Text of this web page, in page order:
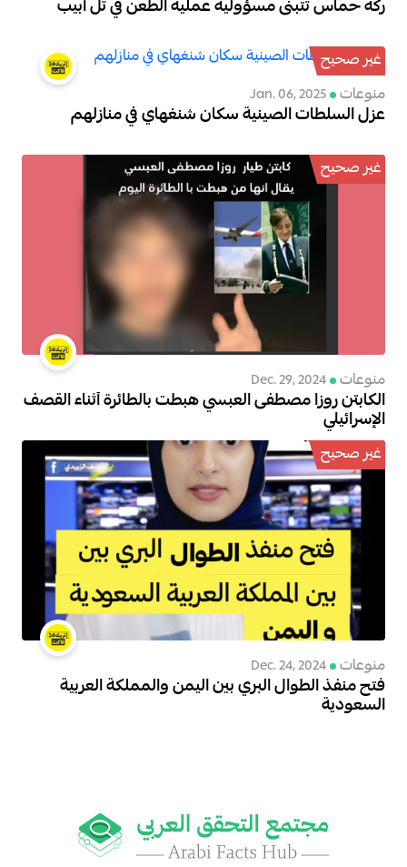
ركة حماس تتبنى مسؤولية عملية الطعن في تل أبيب
غير صحيح
منوعات
Jan. 06, 2025
عزل السلطات الصينية سكان شنغهاي في منازلهم
غير صحيح
منوعات Dec. 29, 2024
الكابتن روزا مصطفى العبسي هبطت بالطائرة أثناء القصف
الإسرائيلي
غير صحيح
منوعات Dec. 24, 2024
فتح منفذ الطوال البري بين اليمن والمملكة العربية
السعودية